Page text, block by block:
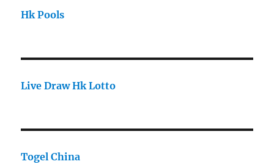
Hk Pools
Live Draw Hk Lotto
Togel China